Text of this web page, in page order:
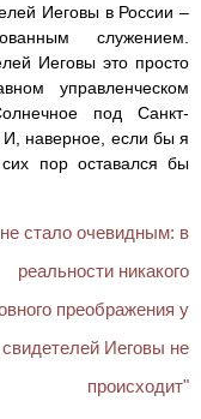
Иеговы в России –
служением.
Иеговы это просто
управленческом
под Санкт-
наверное, если бы я
пор оставался бы
стало очевидным: в
реальности никакого
преображения у
свидетелей Иеговы не
происходит"